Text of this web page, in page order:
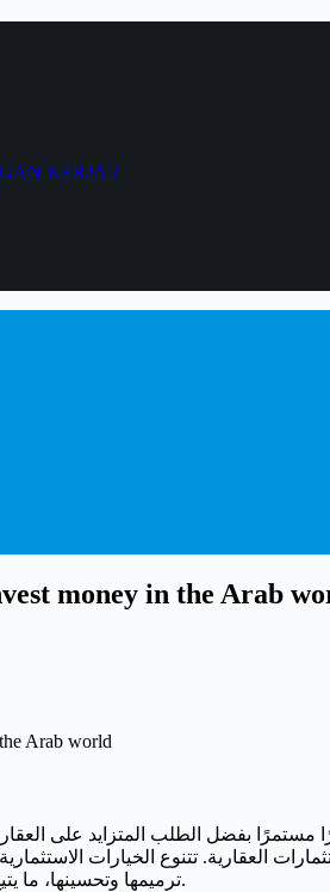
KERJA ?
money in the Arab
Arab world
مستمرًا بفضل الطلب المتزايد على
العقارية. تتنوع الخيارات
ترميمها وتحسينها، ما يتيح للمستثمرين تحقيق عوائد ثابتة ومجزية.